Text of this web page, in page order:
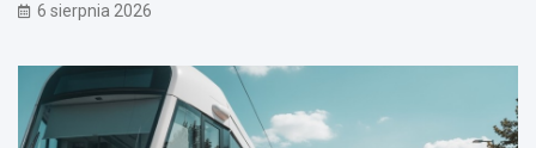
6 sierpnia 2026